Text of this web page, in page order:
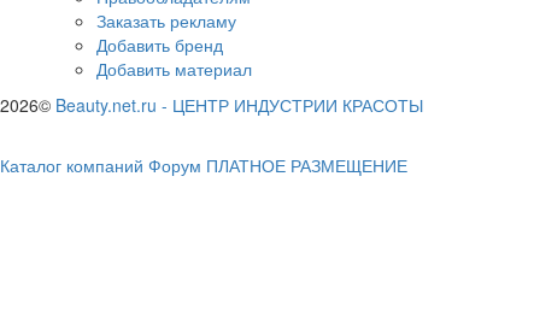
Заказать рекламу
Добавить бренд
Добавить материал
2026© Beauty.net.ru - ЦЕНТР ИНДУСТРИИ КРАСОТЫ
Каталог компаний Форум ПЛАТНОЕ РАЗМЕЩЕНИЕ